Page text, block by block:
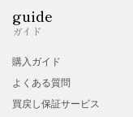
guide
ガイド
購入ガイド
よくある質問
買戻し保証サービス